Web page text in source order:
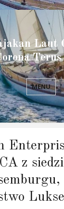
Laut
MENU
z